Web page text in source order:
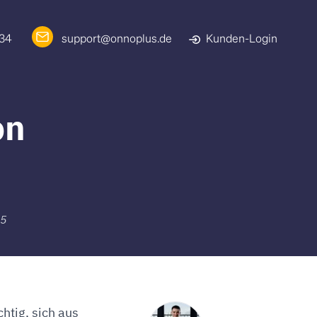
support@onnoplus.de Kunden-Login
sich aus